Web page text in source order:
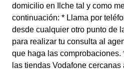
domicilio en Ilche tal y como
continuación: * Llama por
desde cualquier otro punto de
para realizar tu consulta al
que haga las comprobaciones.
las tiendas Vodafone